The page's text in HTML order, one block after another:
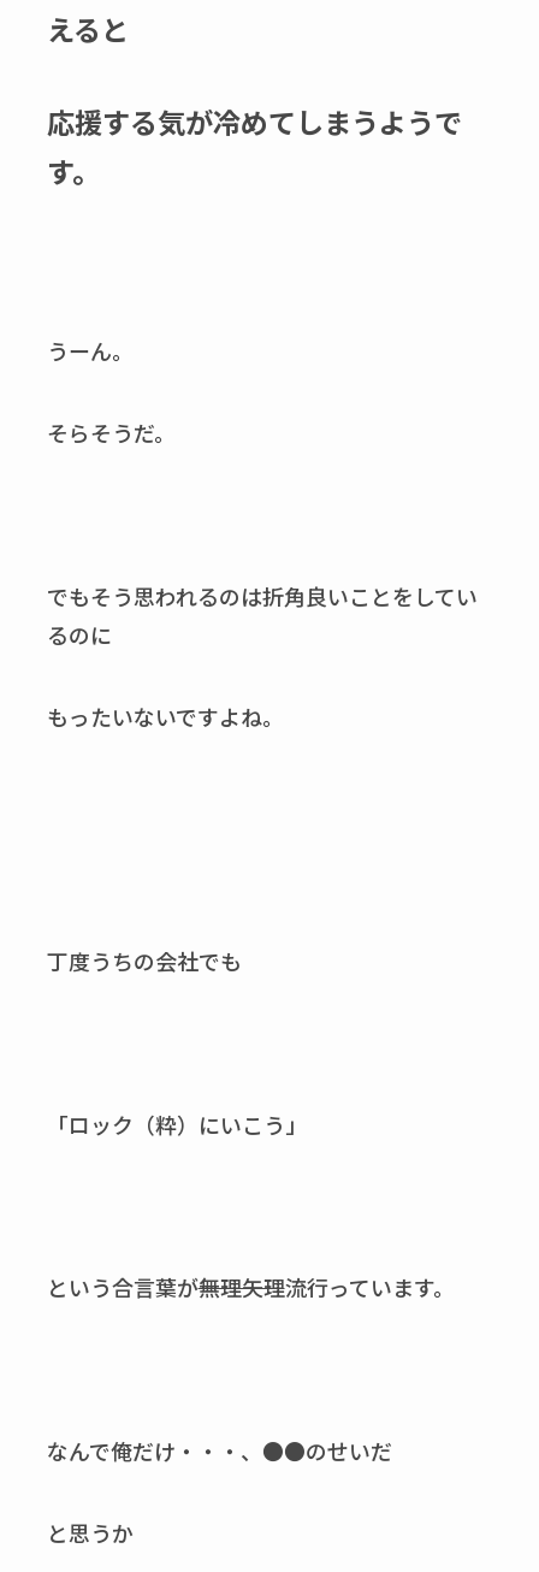
えると
応援する気が冷めてしまうようで
す。
うーん。
そらそうだ。
でもそう思われるのは折角良いことをしてい
るのに
もったいないですよね。
丁度うちの会社でも
「ロック（粋）にいこう」
という合言葉が無理矢理流行っています。
なんで俺だけ・・・、●●のせいだ
と思うか